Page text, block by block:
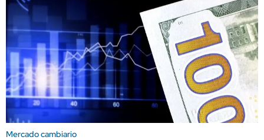
Mercado cambiario